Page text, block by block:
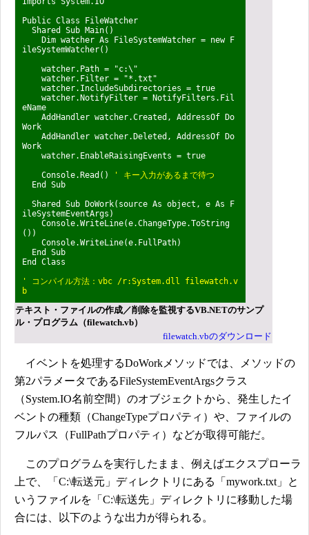
Public Class FileWatcher
Shared Sub Main()
Dim watcher As FileSystemWatcher = new F
ileSystemWatcher()
watcher.Path = "c:\"
watcher.Filter = "*.txt"
watcher.IncludeSubdirectories = true
watcher.NotifyFilter = NotifyFilters.Fil
eName
AddHandler watcher.Created, AddressOf Do
Work
AddHandler watcher.Deleted, AddressOf Do
Work
watcher.EnableRaisingEvents = true
Console.Read()
' キー入力があるまで待つ
End Sub
Shared Sub DoWork(source As object, e As F
ileSystemEventArgs)
Console.WriteLine(e.ChangeType.ToString
())
Console.WriteLine(e.FullPath)
End Sub
End Class
' コンパイル方法：vbc /r:System.dll filewatch.v
b
テキスト・ファイルの作成／削除を監視するVB.NETのサンプ
ル・プログラム（filewatch.vb）
filewatch.vbのダウンロード
イベントを処理するDoWorkメソッドでは、メソッドの
第2パラメータであるFileSystemEventArgsクラス
（System.IO名前空間）のオブジェクトから、発生したイ
ベントの種類（ChangeTypeプロパティ）や、ファイルの
フルパス（FullPathプロパティ）などが取得可能だ。
このプログラムを実行したまま、例えばエクスプローラ
上で、「C:\転送元」ディレクトリにある「mywork.txt」と
いうファイルを「C:\転送先」ディレクトリに移動した場
合には、以下のような出力が得られる。